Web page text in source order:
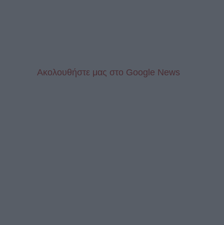
Aκολουθήστε μας στo Google News